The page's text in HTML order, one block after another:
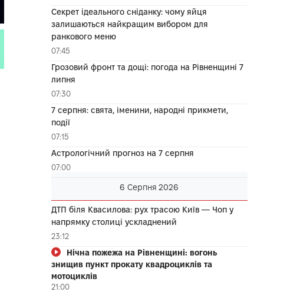
Секрет ідеального сніданку: чому яйця
залишаються найкращим вибором для
ранкового меню
07:45
Грозовий фронт та дощі: погода на Рівненщині 7
липня
07:30
7 серпня: свята, іменини, народні прикмети,
події
07:15
Астрологічний прогноз на 7 серпня
07:00
6 Серпня 2026
ДТП біля Квасилова: рух трасою Київ — Чоп у
напрямку столиці ускладнений
23:12
Нічна пожежа на Рівненщині: вогонь
знищив пункт прокату квадроциклів та
мотоциклів
21:00